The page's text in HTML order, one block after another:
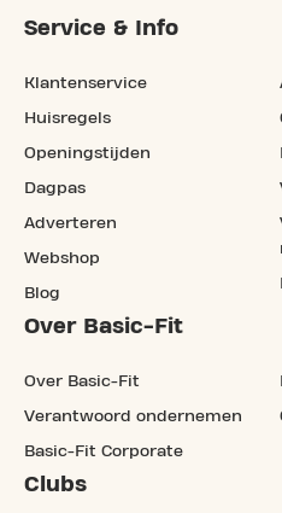
Service & Info
Klantenservice
Huisregels
Openingstijden
Dagpas
Adverteren
Webshop
Blog
Over Basic-Fit
Over Basic-Fit
Verantwoord ondernemen
Basic-Fit Corporate
Clubs